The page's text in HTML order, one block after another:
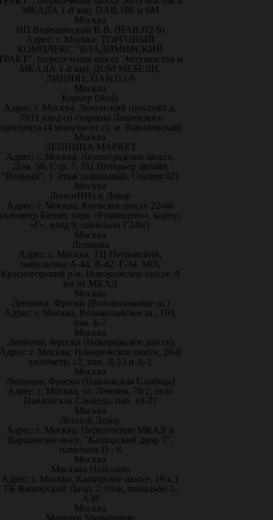
МКАДА 1-й км), ПАВ.19Е и 6М
Москва
ИП Верещинский В.В. (ПАВ.П2-9)
Адрес: г. Москва, ТОРГОВЫЙ
КОМПЛЕКС "ВЛАДИМИРСКИЙ
(пересечение шоссе Энтузиастов и
МКАДА 1-й км), ДОМ МЕБЕЛИ,
ЛИНИЯ1, ПАВ.П2-9
Москва
Корнер Oboi1
Адрес: г. Москва, Ленинский проспект д.
70/11 вход со стороны Ленинского
(4 минуты от ст. м. Вавиловская)
Москва
ЛЕПНИНА МАРКЕТ
Адрес: г. Москва, Ленинградское шоссе,
Дом. 58, Стр. 7, ТЦ Интерьер дизайн
"Водный", 1 Этаж цокольный, Секция 021
Москва
ЛепниННа и Декор
Адрес: г. Москва, Киевское шоссе 22-ой
Бизнес парк «Румянцево», корпус
«Г», вход 9, павильон Г246/1
Москва
Лепнина
Адрес: г. Москва, ТЦ Петровский,
павильоны А-44, В-42, Г-34. МО,
Красногорский р-н, Новорижское шоссе, 9
км от МКАД
Москва
Лепнина, Фрески (Волоколамское ш.)
Адрес: г. Москва, Волоколамское ш., 103,
пав. Б-7
Москва
Лепнина, Фрески (Новорижское шоссе)
г. Москва, Новорижское шоссе, 26-й
километр, с2, пав. Д-23 и А-2
Москва
Лепнина, Фрески (Павловская Слобода)
Адрес: г. Москва, ул. Ленина, 76/2, село
Павловская Слобода, пав. 19-21
Москва
Лепной Декор
Адрес: г. Москва, Пересечение МКАД и
Варшавское ш-се, "Каширский двор 3",
павильон П - 8
Москва
Магазин Holicolors
Адрес: г. Москва, Каширское шоссе, 19 к.1
ТК Каширский Двор, 2 этаж, павильон 2-
А30
Москва
Магазин Sherwinstore